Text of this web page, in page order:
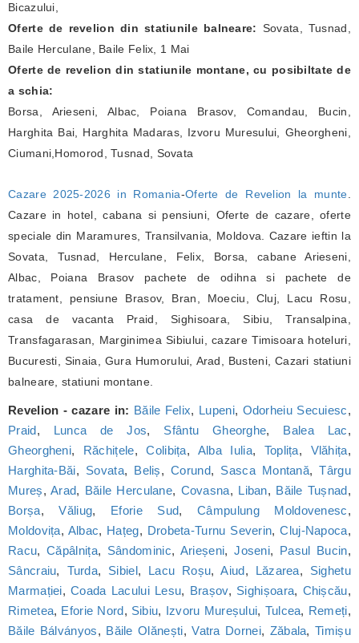
Bicazului,
Oferte de revelion din statiunile balneare: Sovata, Tusnad,
Baile Herculane, Baile Felix, 1 Mai
Oferte de revelion din statiunile montane, cu posibiltate de
a schia:
Borsa, Arieseni, Albac, Poiana Brasov, Comandau, Bucin,
Harghita Bai, Harghita Madaras, Izvoru Muresului, Gheorgheni,
Ciumani,Homorod, Tusnad, Sovata
Cazare 2025-2026 in Romania-Oferte de Revelion la munte
Cazare in hotel, cabana si pensiuni, Oferte de cazare, oferte
speciale din Maramures, Transilvania, Moldova. Cazare ieftin la
Sovata, Tusnad, Herculane, Felix, Borsa, cabane Arieseni,
Albac, Poiana Brasov pachete de odihna si pachete de
tratament, pensiune Brasov, Bran, Moeciu, Cluj, Lacu Rosu,
casa de vacanta Praid, Sighisoara, Sibiu, Transalpina,
Transfagarasan, Marginimea Sibiului, cazare Timisoara hoteluri,
Bucuresti, Sinaia, Gura Humorului, Arad, Busteni, Cazari statiuni
balneare, statiuni montane.
Revelion - cazare in: Băile Felix, Lupeni, Odorheiu Secuiesc,
Praid, Lunca de Jos, Sfântu Gheorghe, Balea Lac,
Gheorgheni, Răchițele,Colibița, Alba Iulia, Toplița, Vlăhița,
Harghita-Băi, Sovata, Beliș,Corund, Sasca Montană,Târgu
Mureș, Arad, Băile Herculane, Covasna, Liban, Băile Tușnad,
Borșa,Văliug, Eforie Sud,Câmpulung Moldovenesc,
Moldovița, Albac, Hațeg, Drobeta-Turnu Severin,Cluj-Napoca,
Racu,Căpâlnița, Sândominic, Arieșeni,Joseni, Pasul Bucin,
Sâncraiu, Turda, Sibiel, Lacu Roșu,Aiud, Lăzarea, Sighetu
Marmației,Coada Lacului Lesu, Brașov, Sighișoara, Chișcău,
Rimetea, Eforie Nord, Sibiu, Izvoru Mureșului, Tulcea, Remeți,
Băile Bálványos, Băile Olănești,Vatra Dornei, Zăbala,Timișu